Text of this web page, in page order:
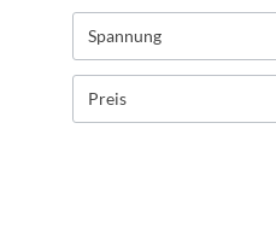
Spannung
Preis